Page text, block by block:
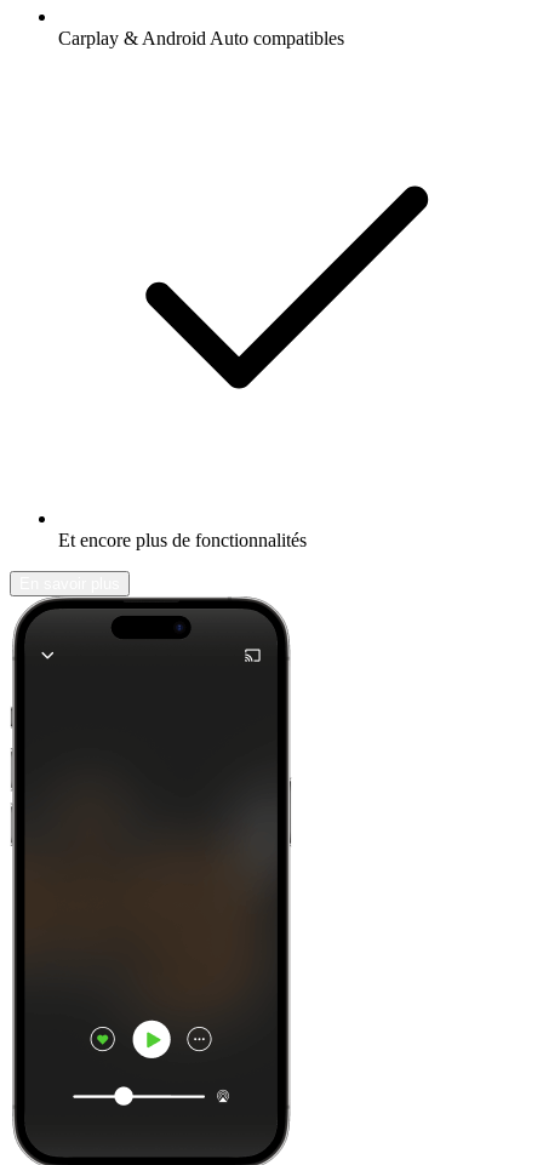
Carplay & Android Auto compatibles
Et encore plus de fonctionnalités